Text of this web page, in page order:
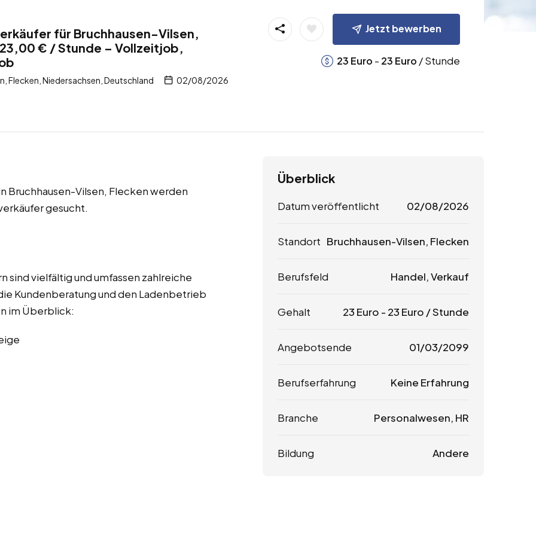
für Bruchhausen-Vilsen,
€ / Stunde – Vollzeitjob,
Flecken, Niedersachsen, Deutschland 02/08/2026
Jetzt bewerben
23 Euro - 23 Euro / Stunde
Bruchhausen-Vilsen, Flecken werden
gesucht.
sind vielfältig und umfassen zahlreiche
Kundenberatung und den Ladenbetrieb
im Überblick:
Überblick
Datum veröffentlicht 02/08/2026
Standort Bruchhausen-Vilsen, Flecken
Berufsfeld Handel, Verkauf
Gehalt 23 Euro - 23 Euro / Stunde
Angebotsende 01/03/2099
Berufserfahrung Keine Erfahrung
Branche Personalwesen, HR
Bildung Andere